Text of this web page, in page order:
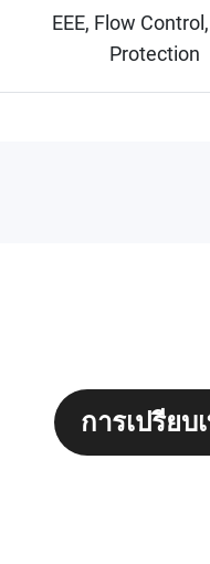
EEE, Flow
Protection
การเปรีย